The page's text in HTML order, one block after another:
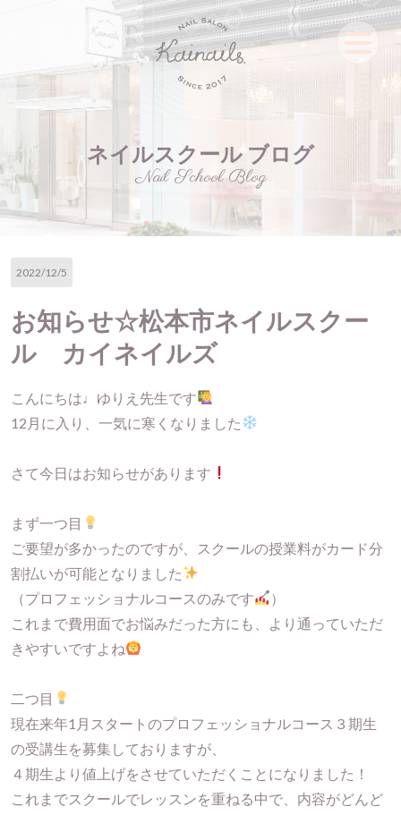
ネイルスクール ブログ
Nail School Blog
2022/12/5
お知らせ☆松本市ネイルスクー
ル カイネイルズ
こんにちは♩ゆりえ先生です
12月に入り、一気に寒くなりました
さて今日はお知らせがあります
まず一つ目
ご要望が多かったのですが、スクールの授業料がカード分
割払いが可能となりました
（プロフェッショナルコースのみです
）
これまで費用面でお悩みだった方にも、より通っていただ
きやすいですよね
二つ目
現在来年1月スタートのプロフェッショナルコース３期生
の受講生を募集しておりますが、
４期生より値上げをさせていただくことになりました！
これまでスクールでレッスンを重ねる中で、内容がどんど